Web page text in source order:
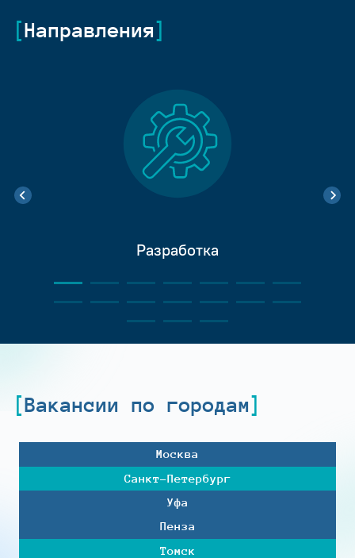
Направления
Разработка
Вакансии по городам
Москва
Санкт-Петербург
Уфа
Пенза
Томск